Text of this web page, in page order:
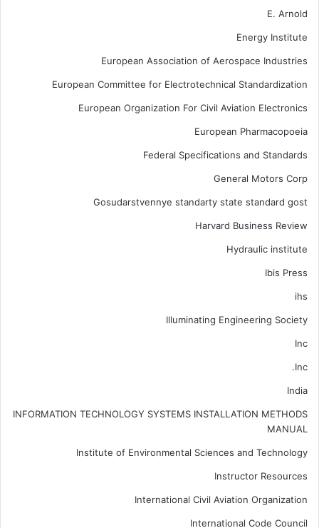
E. Arnold
Energy Institute
European Association of Aerospace Industries
European Committee for Electrotechnical Standardization
European Organization For Civil Aviation Electronics
European Pharmacopoeia
Federal Specifications and Standards
General Motors Corp
Gosudarstvennye standarty state standard gost
Harvard Business Review
Hydraulic institute
Ibis Press
ihs
Illuminating Engineering Society
Inc
Inc.
India
INFORMATION TECHNOLOGY SYSTEMS INSTALLATION METHODS
MANUAL
Institute of Environmental Sciences and Technology
Instructor Resources
International Civil Aviation Organization
International Code Council